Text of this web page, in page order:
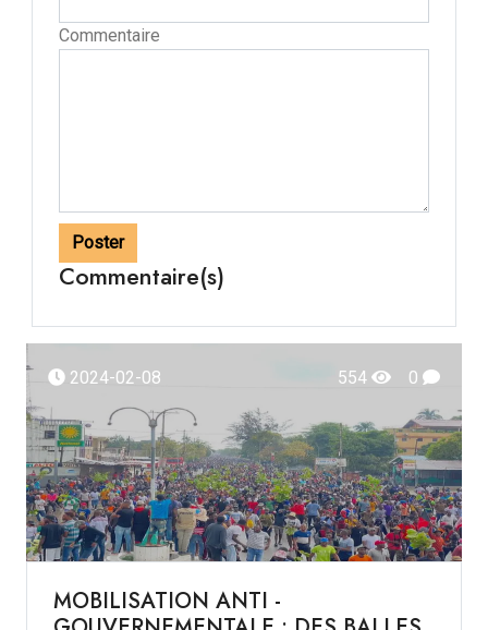
Commentaire
Poster
Commentaire(s)
2024-02-08 554 0
MOBILISATION ANTI -